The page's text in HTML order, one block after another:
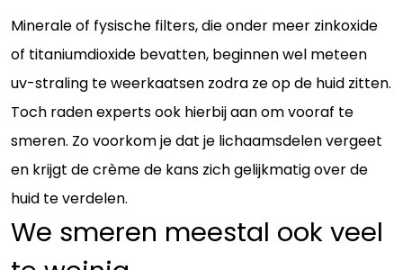
Minerale of fysische filters, die onder meer zinkoxide
of titaniumdioxide bevatten, beginnen wel meteen
uv-straling te weerkaatsen zodra ze op de huid zitten.
Toch raden experts ook hierbij aan om vooraf te
smeren. Zo voorkom je dat je lichaamsdelen vergeet
en krijgt de crème de kans zich gelijkmatig over de
huid te verdelen.
We smeren meestal ook veel